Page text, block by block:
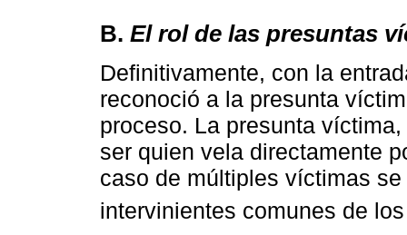
B. El rol de las presuntas
Definitivamente, con la
reconoció a la presunta
proceso. La presunta
ser quien vela directamente
caso de múltiples víctimas
intervinientes comunes de